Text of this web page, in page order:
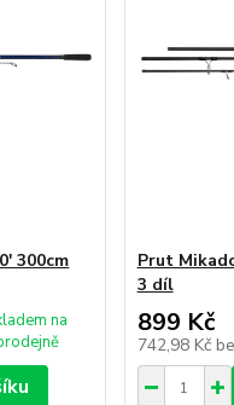
300cm
na
Prut
3 díl
899 Kč
742,98 Kč